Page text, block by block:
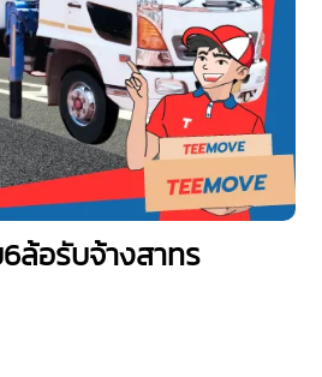
ล้อรับจ้างสาทร